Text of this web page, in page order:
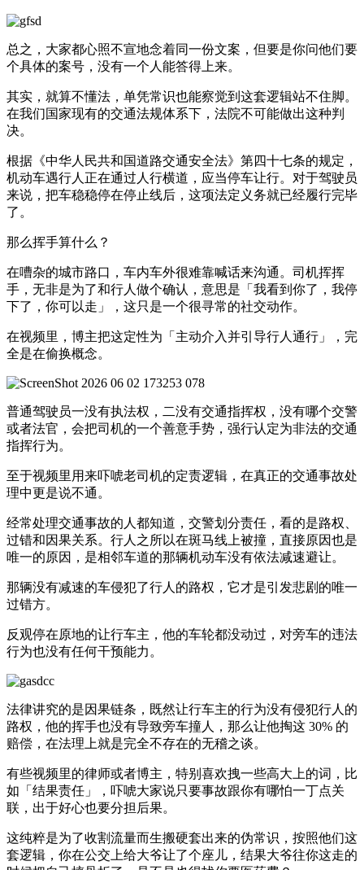
总之，大家都心照不宣地念着同一份文案，但要是你问他们要
个具体的案号，没有一个人能答得上来。
其实，就算不懂法，单凭常识也能察觉到这套逻辑站不住脚。
在我们国家现有的交通法规体系下，法院不可能做出这种判
决。
根据《中华人民共和国道路交通安全法》第四十七条的规定，
机动车遇行人正在通过人行横道，应当停车让行。对于驾驶员
来说，把车稳稳停在停止线后，这项法定义务就已经履行完毕
了。
那么挥手算什么？
在嘈杂的城市路口，车内车外很难靠喊话来沟通。司机挥挥
手，无非是为了和行人做个确认，意思是「我看到你了，我停
下了，你可以走」，这只是一个很寻常的社交动作。
在视频里，博主把这定性为「主动介入并引导行人通行」，完
全是在偷换概念。
普通驾驶员一没有执法权，二没有交通指挥权，没有哪个交警
或者法官，会把司机的一个善意手势，强行认定为非法的交通
指挥行为。
至于视频里用来吓唬老司机的定责逻辑，在真正的交通事故处
理中更是说不通。
经常处理交通事故的人都知道，交警划分责任，看的是路权、
过错和因果关系。行人之所以在斑马线上被撞，直接原因也是
唯一的原因，是相邻车道的那辆机动车没有依法减速避让。
那辆没有减速的车侵犯了行人的路权，它才是引发悲剧的唯一
过错方。
反观停在原地的让行车主，他的车轮都没动过，对旁车的违法
行为也没有任何干预能力。
法律讲究的是因果链条，既然让行车主的行为没有侵犯行人的
路权，他的挥手也没有导致旁车撞人，那么让他掏这 30% 的
赔偿，在法理上就是完全不存在的无稽之谈。
有些视频里的律师或者博主，特别喜欢拽一些高大上的词，比
如「结果责任」，吓唬大家说只要事故跟你有哪怕一丁点关
联，出于好心也要分担后果。
这纯粹是为了收割流量而生搬硬套出来的伪常识，按照他们这
套逻辑，你在公交上给大爷让了个座儿，结果大爷往你这走的